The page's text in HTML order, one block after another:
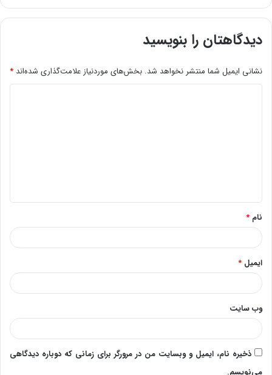
دیدگاهتان را بنویسید
نشانی ایمیل شما منتشر نخواهد شد. بخش‌های موردنیاز علامت‌گذاری شده‌اند *
*
نام *
ایمیل *
وب‌ سایت
ذخیره نام، ایمیل و وبسایت من در مرورگر برای زمانی که دوباره دیدگاهی
می‌نویسم.